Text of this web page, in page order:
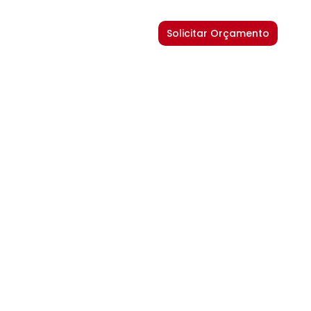
Solicitar Orçamento